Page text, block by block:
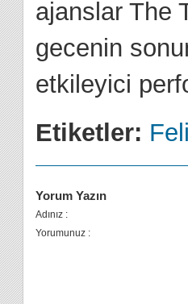
ajanslar The
gecenin
etkileyici
Etiketler:
Yorum Yazın
Adınız :
Yorumunuz :